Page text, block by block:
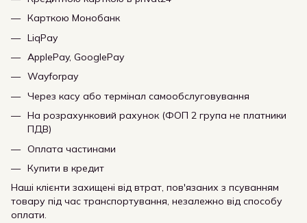
Карткою Монобанк
LiqPay
ApplePay, GooglePay
Wayforpay
Через касу або термінал самообслуговування
На розрахунковий рахунок (ФОП 2 група не платники
ПДВ)
Оплата частинами
Купити в кредит
Наші клієнти захищені від втрат, пов'язаних з псуванням
товару під час транспортування, незалежно від способу
оплати.